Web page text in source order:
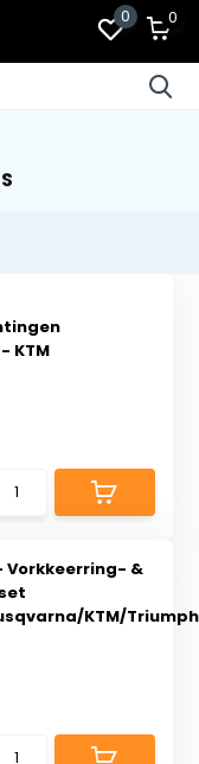
0 0
KTM
Vorkkeerring- &
KTM/Triumph